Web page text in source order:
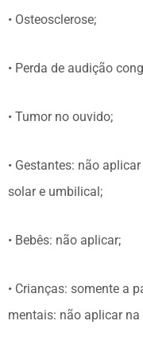
• Osteosclerose;
• Perda de audição
• Tumor no ouvido;
• Gestantes: não
solar e umbilical;
• Bebês: não aplicar;
• Crianças: somente a
mentais: não aplicar